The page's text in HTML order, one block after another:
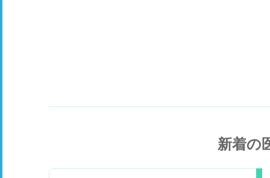
新着の